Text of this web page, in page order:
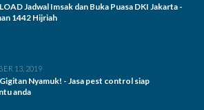
Jadwal Imsak dan Buka Puasa DKI Jakarta -
1442 Hijriah
13, 2019
Nyamuk! - Jasa pest control siap
anda